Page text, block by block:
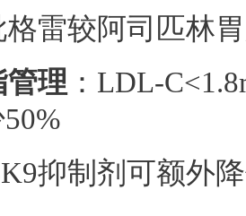
格雷较阿司匹林
管理 ：LDL-
抑制剂可额外